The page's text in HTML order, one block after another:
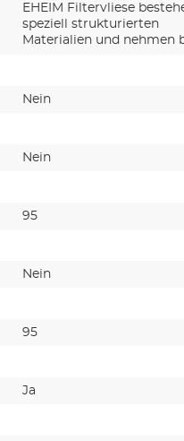
EHEIM Filtervliese
speziell strukturierten
Materialien und nehmen
Nein
Nein
95
Nein
95
Ja